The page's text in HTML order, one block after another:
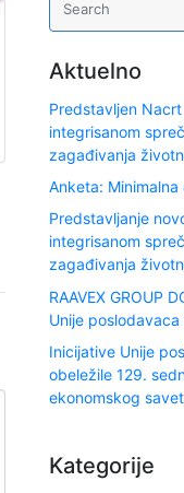
Aktuelno
Predstavljen
integrisanom
zagađivanja
Anketa:
Predstavljanje
integrisanom
zagađivanja
RAAVEX GROUP
Unije poslodavaca
Inicijative Unije
obeležile 129.
ekonomskog
Kategorije